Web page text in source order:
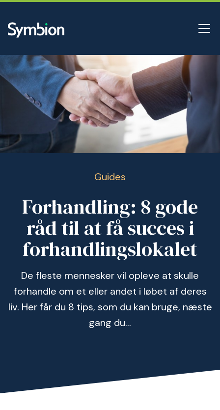
Guides
Forhandling: 8 gode
råd til at få succes i
forhandlingslokalet
De fleste mennesker vil opleve at skulle
forhandle om et eller andet i løbet af deres
liv. Her får du 8 tips, som du kan bruge, næste
gang du...